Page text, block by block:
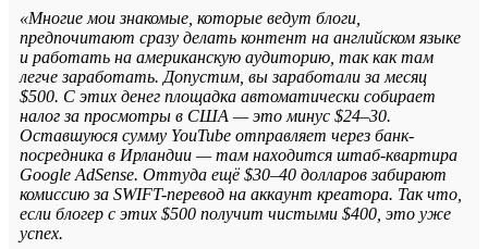
«Многие мои знакомые, которые ведут блоги,
предпочитают сразу делать контент на английском языке
и работать на американскую аудиторию, так как там
легче заработать. Допустим, вы заработали за месяц
$500. С этих денег площадка автоматически собирает
налог за просмотры в США — это минус $24–30.
Оставшуюся сумму YouTube отправляет через банк-
посредника в Ирландии — там находится штаб-квартира
Google AdSense. Оттуда ещё $30–40 долларов забирают
комиссию за SWIFT-перевод на аккаунт креатора. Так что,
если блогер с этих $500 получит чистыми $400, это уже
успех.